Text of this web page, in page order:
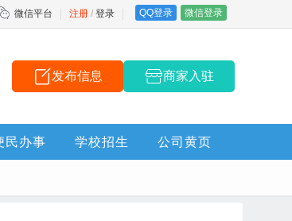
注册 / 登录 QQ登录 微信登录
微信平台
发布信息 商家入驻
民办事 学校招生 公司黄页